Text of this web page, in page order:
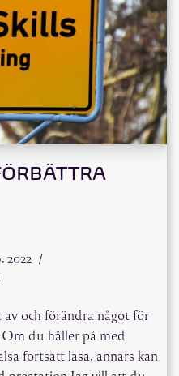
2022
och förändra något för
du håller på med
fortsätt läsa, annars kan